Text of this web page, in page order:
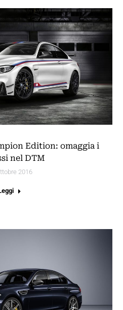
Edition: omaggia i
nel DTM
2016